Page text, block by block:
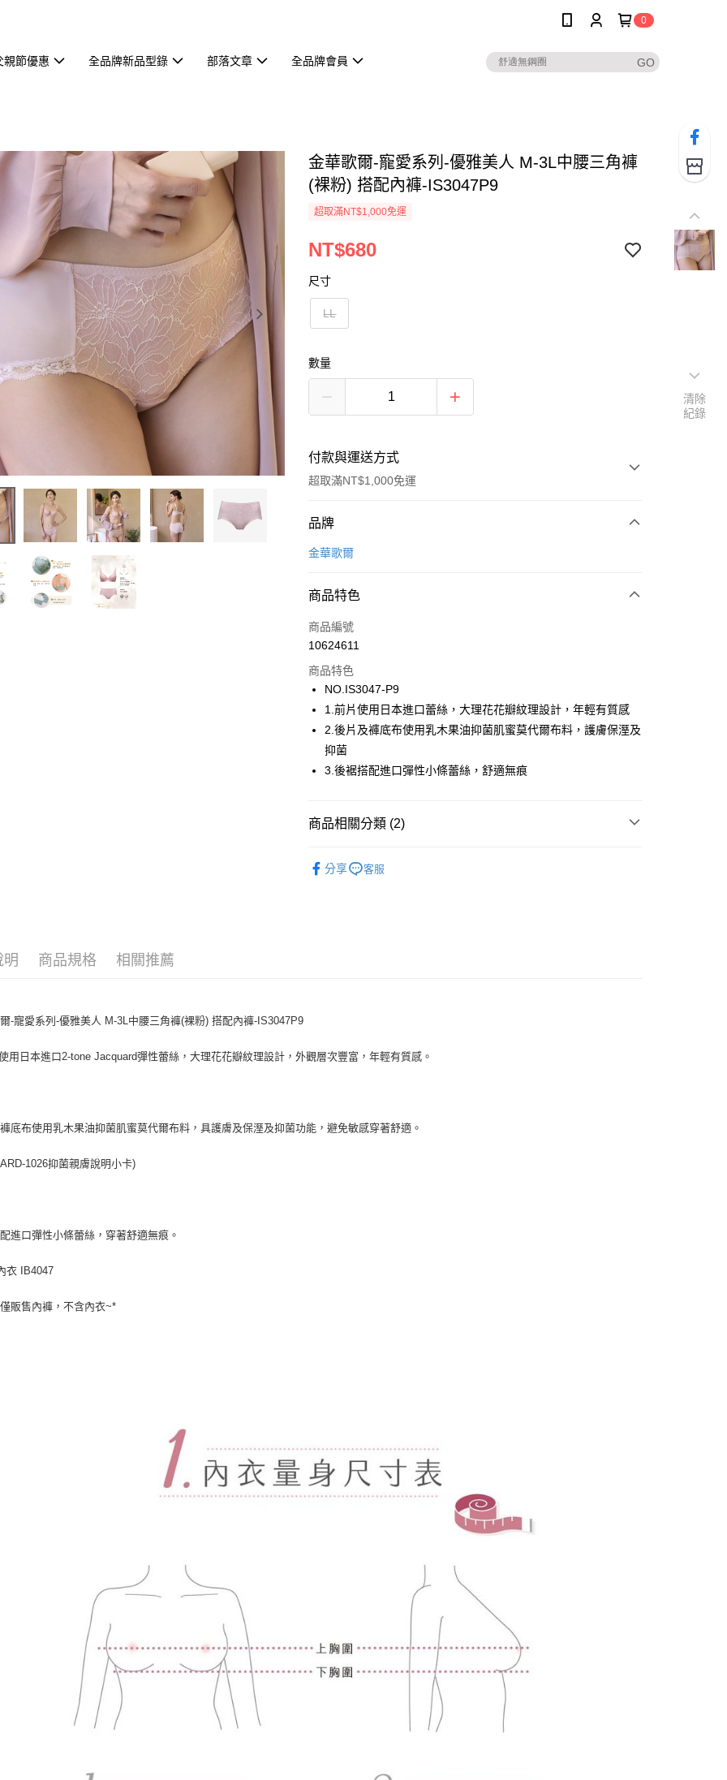
0
親節優惠 全品牌新品型錄 部落文章 全品牌會員
金華歌爾-寵愛系列-優雅美人 M-3L中腰三角褲
(裸粉) 搭配內褲-IS3047P9
超取滿NT$1,000免運
NT$680
尺寸
LL
數量
付款與運送方式
超取滿NT$1,000免運
付款方式
信用卡一次付款
街口支付
ATM付款
運送方式
全家取貨付款
每筆NT$80，滿NT$1,000(含以上)免運費
每筆NT$80，滿NT$1,000(含以上)免運費
品牌
金華歌爾
商品特色
商品編號
10624611
商品特色
NO.IS3047-P9
1.前片使用日本進口蕾絲，大理花花瓣紋理設計，年輕有質感
2.後片及褲底布使用乳木果油抑菌肌蜜莫代爾布料，護膚保溼及
抑菌
3.後裾搭配進口彈性小條蕾絲，舒適無痕
商品相關分類 (2)
分享 客服
明 商品規格 相關推薦
-寵愛系列-優雅美人 M-3L中腰三角褲(裸粉) 搭配內褲-IS3047P9
用日本進口2-tone Jacquard彈性蕾絲，大理花花瓣紋理設計，外觀層次豐富，年輕有質感。
底布使用乳木果油抑菌肌蜜莫代爾布料，具護膚及保溼及抑菌功能，避免敏感穿著舒適。
1026抑菌親膚說明小卡)
進口彈性小條蕾絲，穿著舒適無痕。
衣 IB4047
販售內褲，不含內衣~*
清除
紀錄